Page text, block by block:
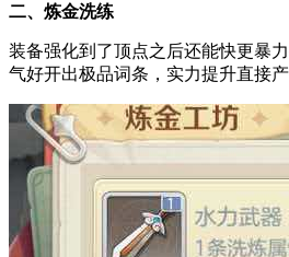
二、炼金洗练
装备强化到了顶点之后还能快更暴
气好开出极品词条，实力提升直接产